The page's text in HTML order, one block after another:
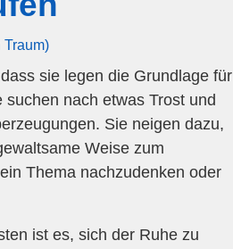
Traum)
sie legen die Grundlage für
nach etwas Trost und
Sie neigen dazu,
Weise zum
Thema nachzudenken oder
ist es, sich der Ruhe zu